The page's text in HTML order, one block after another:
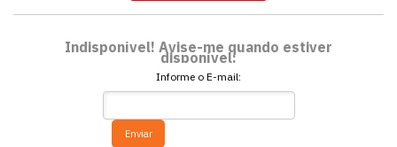
Indisponível! Avise-me quando estiver
disponível:
Informe o E-mail:
Enviar